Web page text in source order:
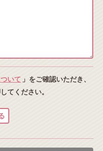
いて 」をご確認いただき、
てください。